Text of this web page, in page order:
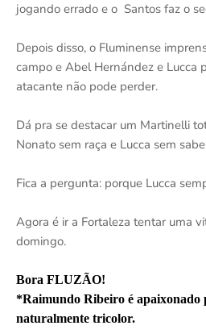
jogando errado e o Santos faz o
Depois disso, o Fluminense
campo e Abel Hernández e Lucca
atacante não pode perder.
Dá pra se destacar um Martinelli
Nonato sem raça e Lucca sem
Fica a pergunta: porque Lucca
Agora é ir a Fortaleza tentar uma
domingo.
Bora FLUZÃO!
*Raimundo Ribeiro é apaixonado
naturalmente tricolor.